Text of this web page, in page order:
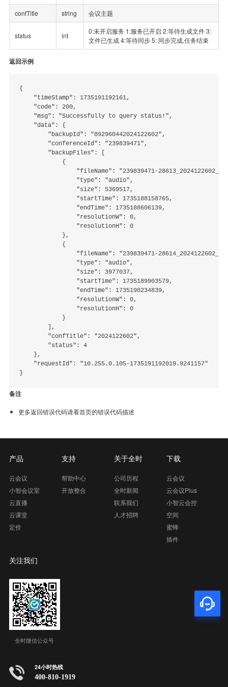
confTitle string 会议主题
status int
0:未开启服务 1:服务已开启 2:等待生成文件 3:
文件已生成 4:等待同步 5: 同步完成,任务结束
返回示例
{
    "timeStamp": 1735191192161,
    "code": 200,
    "msg": "Successfully to query status!",
    "data": {
        "backupId": "892960442024122602",
        "conferenceId": "239839471",
        "backupFiles": [
            {
"fileName": "239839471-
                "type": "audio",
                "size": 5369517,
                "startTime": 1735188158765,
                "endTime": 1735188606139,
                "resolutionW": 0,
                "resolutionH": 0
            },
            {
"fileName": "239839471-
                "type": "audio",
                "size": 3977037,
                "startTime": 1735189903579,
                "endTime": 1735190234839,
                "resolutionW": 0,
                "resolutionH": 0
            }
        ],
        "confTitle": "2024122602",
        "status": 4
    },
    "requestId": "10.255.0.105-1735191192019.9241157"
备注
更多返回错误代码请看首页的错误代码描述
产品
云会议
小智会议室
云直播
云课堂
定价
支持
帮助中心
开放整合
关于全时
公司历程
全时新闻
联系我们
人才招聘
下载
云会议
云会议Plus
小智云会控
空间
蜜蜂
插件
关注我们
全时微信公众号
24小时热线
400-810-1919